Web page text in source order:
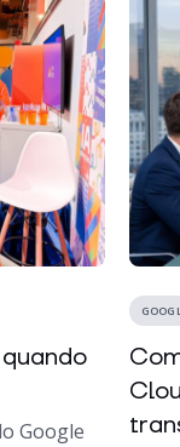
Google